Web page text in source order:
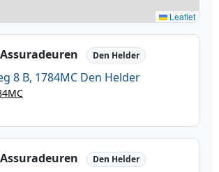
Leaflet
Den Helder
8 B, 1784MC Den Helder
Den Helder